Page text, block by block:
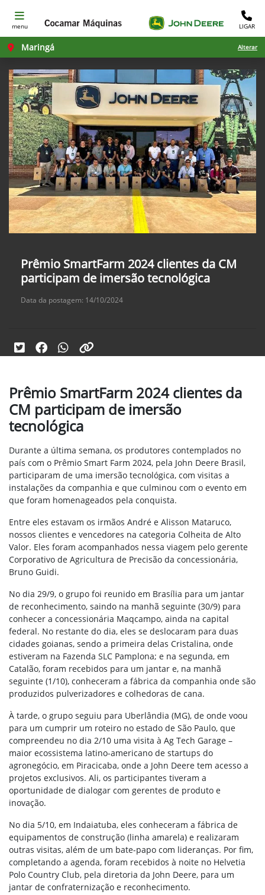
menu LIGAR
Maringá Alterar
Prêmio SmartFarm 2024 clientes da CM
participam de imersão tecnológica
Data da postagem: 14/10/2024
Prêmio SmartFarm 2024 clientes da
CM participam de imersão
tecnológica
Durante a última semana, os produtores contemplados no
país com o Prêmio Smart Farm 2024, pela John Deere Brasil,
participaram de uma imersão tecnológica, com visitas a
instalações da companhia e que culminou com o evento em
que foram homenageados pela conquista.
Entre eles estavam os irmãos André e Alisson Mataruco,
nossos clientes e vencedores na categoria Colheita de Alto
Valor. Eles foram acompanhados nessa viagem pelo gerente
Corporativo de Agricultura de Precisão da concessionária,
Bruno Guidi.
No dia 29/9, o grupo foi reunido em Brasília para um jantar
de reconhecimento, saindo na manhã seguinte (30/9) para
conhecer a concessionária Maqcampo, ainda na capital
federal. No restante do dia, eles se deslocaram para duas
cidades goianas, sendo a primeira delas Cristalina, onde
estiveram na Fazenda SLC Pamplona; e na segunda, em
Catalão, foram recebidos para um jantar e, na manhã
seguinte (1/10), conheceram a fábrica da companhia onde são
produzidos pulverizadores e colhedoras de cana.
À tarde, o grupo seguiu para Uberlândia (MG), de onde voou
para um cumprir um roteiro no estado de São Paulo, que
compreendeu no dia 2/10 uma visita à Ag Tech Garage –
maior ecossistema latino-americano de startups do
agronegócio, em Piracicaba, onde a John Deere tem acesso a
projetos exclusivos. Ali, os participantes tiveram a
oportunidade de dialogar com gerentes de produto e
inovação.
No dia 5/10, em Indaiatuba, eles conheceram a fábrica de
equipamentos de construção (linha amarela) e realizaram
outras visitas, além de um bate-papo com lideranças. Por fim,
completando a agenda, foram recebidos à noite no Helvetia
Polo Country Club, pela diretoria da John Deere, para um
jantar de confraternização e reconhecimento.